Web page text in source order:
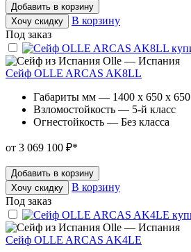
Добавить в корзину
Хочу скидку
В корзину
Под заказ
Olle — Испания
Сейф OLLE ARCAS AK8LL
Габариты мм — 1400 x 650 x 650
Взломостойкость — 5-й класс
Огнестойкость — Без класса
от 3 069 100 ₽*
Добавить в корзину
Хочу скидку
В корзину
Под заказ
Olle — Испания
Сейф OLLE ARCAS AK4LE